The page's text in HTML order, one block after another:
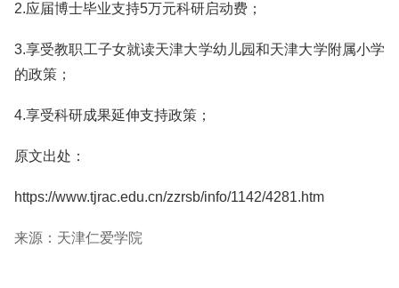
2.应届博士毕业支持5万元科研启动费；
3.享受教职工子女就读天津大学幼儿园和天津大学附属小学
的政策；
4.享受科研成果延伸支持政策；
原文出处：
https://www.tjrac.edu.cn/zzrsb/info/1142/4281.htm
来源：天津仁爱学院